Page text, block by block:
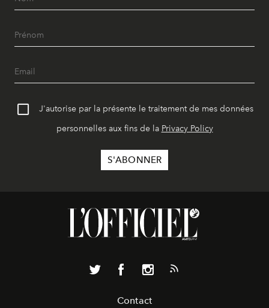
J'autorise par la présente le traitement de mes données
personnelles aux fins de la Privacy Policy
Contact